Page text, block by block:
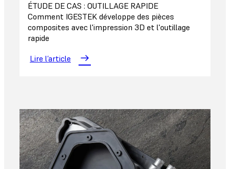
ÉTUDE DE CAS : OUTILLAGE RAPIDE
Comment IGESTEK développe des pièces
composites avec l'impression 3D et l'outillage
rapide
Lire l’article